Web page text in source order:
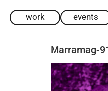
work events
Marramag-